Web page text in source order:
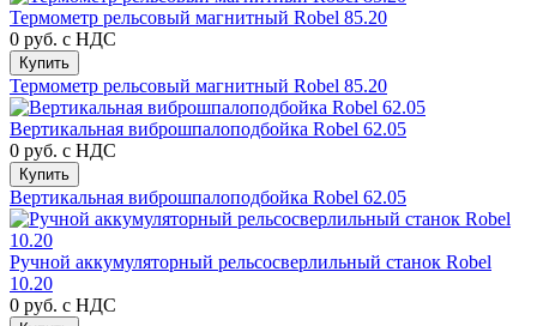
Термометр рельсовый магнитный Robel 85.20
0 руб. с НДС
Купить
Термометр рельсовый магнитный Robel 85.20
Вертикальная виброшпалоподбойка Robel 62.05
0 руб. с НДС
Купить
Вертикальная виброшпалоподбойка Robel 62.05
Ручной аккумуляторный рельсосверлильный станок Robel
10.20
0 руб. с НДС